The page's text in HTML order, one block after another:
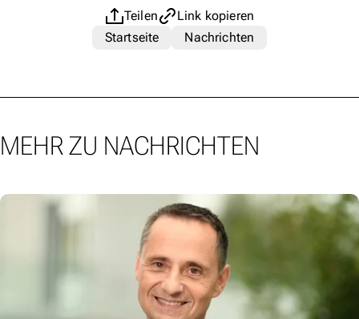
Teilen
Link kopieren
Startseite
Nachrichten
MEHR ZU NACHRICHTEN